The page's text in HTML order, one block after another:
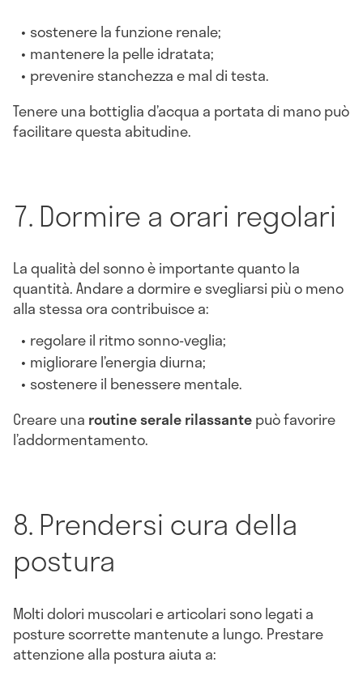
sostenere la funzione renale;
mantenere la pelle idratata;
prevenire stanchezza e mal di testa.
Tenere una bottiglia d’acqua a portata di mano può
facilitare questa abitudine.
7. Dormire a orari regolari
La qualità del sonno è importante quanto la
quantità. Andare a dormire e svegliarsi più o meno
alla stessa ora contribuisce a:
regolare il ritmo sonno-veglia;
migliorare l’energia diurna;
sostenere il benessere mentale.
Creare una routine serale rilassantepuò favorire
l’addormentamento.
8. Prendersi cura della
postura
Molti dolori muscolari e articolari sono legati a
posture scorrette mantenute a lungo. Prestare
attenzione alla postura aiuta a: